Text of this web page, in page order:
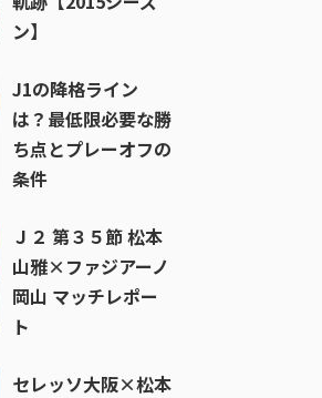
ン】
J1の降格ライン
は？最低限必要な勝
ち点とプレーオフの
条件
Ｊ２ 第３５節 松本
山雅×ファジアーノ
岡山 マッチレポー
ト
セレッソ大阪×松本